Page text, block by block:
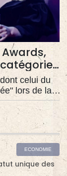
celui du
lors de la
mardi
la fin des
FAUT SAVOIR
de Spotify à